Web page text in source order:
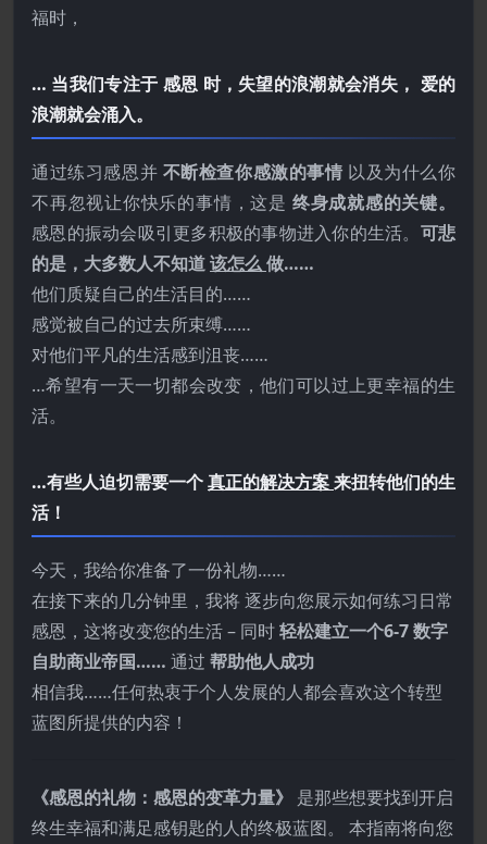
福时，
… 当我们专注于 感恩 时，失望的浪潮就会消失， 爱的
浪潮就会涌入。
通过练习感恩并 不断检查你感激的事情 以及为什么你
不再忽视让你快乐的事情，这是 终身成就感的关键。
感恩的振动会吸引更多积极的事物进入你的生活。 可悲
的是，大多数人不知道该怎么做……
他们质疑自己的生活目的……
感觉被自己的过去所束缚……
对他们平凡的生活感到沮丧……
…希望有一天一切都会改变，他们可以过上更幸福的生
活。
…有些人迫切需要一个真正的解决方案来扭转他们的生
活！
今天，我给你准备了一份礼物……
在接下来的几分钟里，我将 逐步向您展示如何练习日常
感恩，这将改变您的生活 – 同时轻松建立一个6-7 数字
自助商业帝国…… 通过 帮助他人成功
相信我……任何热衷于个人发展的人都会喜欢这个转型
蓝图所提供的内容！
《感恩的礼物：感恩的变革力量》 是那些想要找到开启
终生幸福和满足感钥匙的人的终极蓝图。 本指南将向您